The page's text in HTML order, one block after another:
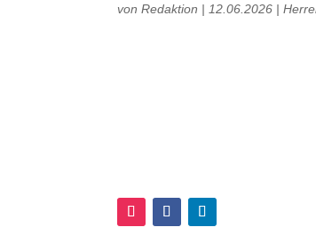
von Redaktion | 12.06.2026 |